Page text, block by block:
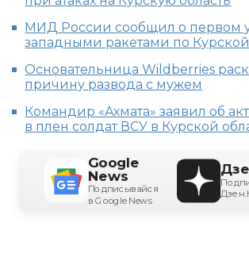
МИД России сообщил о первом
западными ракетами по Курской
Основательница Wildberries
причину развода с мужем
Командир «Ахмата» заявил об
в плен солдат ВСУ в Курской
Google
News
Подписывайся
в Google News